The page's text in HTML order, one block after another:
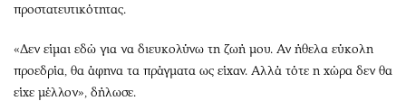
προστατευτικότητας.
«Δεν είμαι εδώ για να διευκολύνω τη ζωή μου. Αν ήθελα εύκολη
προεδρία, θα άφηνα τα πράγματα ως είχαν. Αλλά τότε η χώρα δεν θα
είχε μέλλον», δήλωσε.